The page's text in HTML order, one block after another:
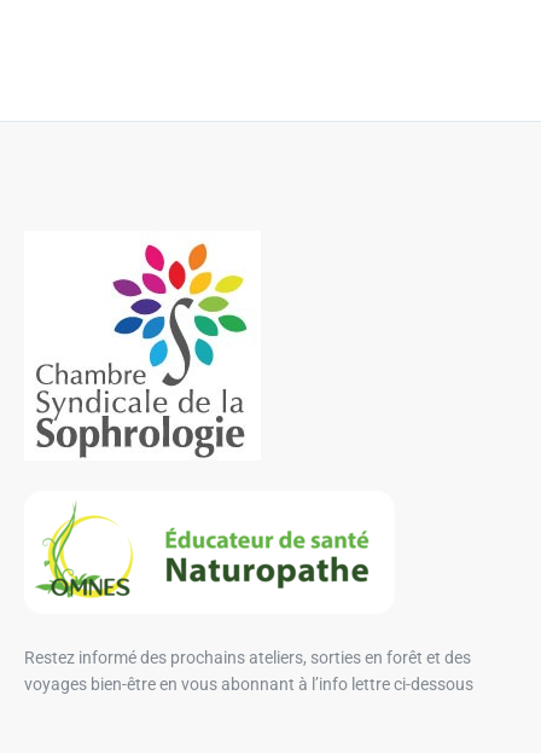
Restez informé des prochains ateliers, sorties en forêt et des
voyages bien-être en vous abonnant à l’info lettre ci-dessous